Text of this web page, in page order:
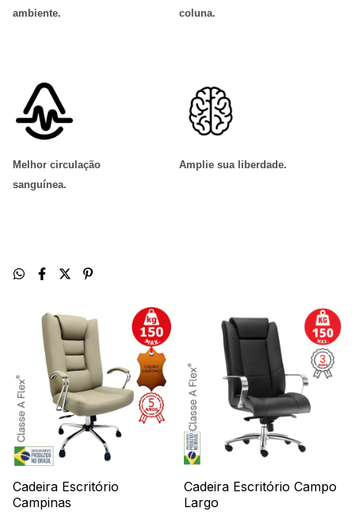
ambiente.
coluna.
Melhor circulação
sanguínea.
Amplie sua liberdade.
Cadeira Escritório
Campinas
Cadeira Escritório Campo
Largo